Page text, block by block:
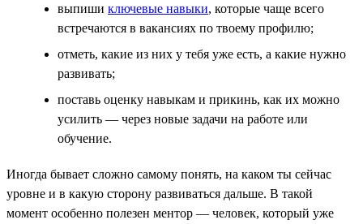
выпиши ключевые навыки, которые чаще всего
встречаются в вакансиях по твоему профилю;
отметь, какие из них у тебя уже есть, а какие нужно
развивать;
поставь оценку навыкам и прикинь, как их можно
усилить — через новые задачи на работе или
обучение.
Иногда бывает сложно самому понять, на каком ты сейчас
уровне и в какую сторону развиваться дальше. В такой
момент особенно полезен ментор — человек, который уже